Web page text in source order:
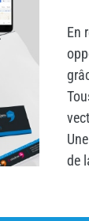
En
de